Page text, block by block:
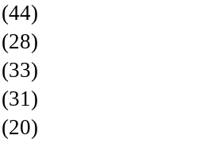
(44)
(28)
(33)
(31)
(20)